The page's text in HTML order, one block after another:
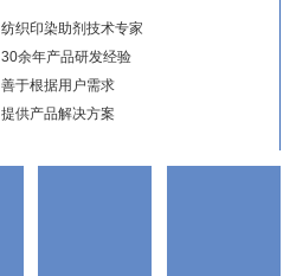
纺织印染助剂技术专家
30余年产品研发经验
善于根据用户需求
提供产品解决方案